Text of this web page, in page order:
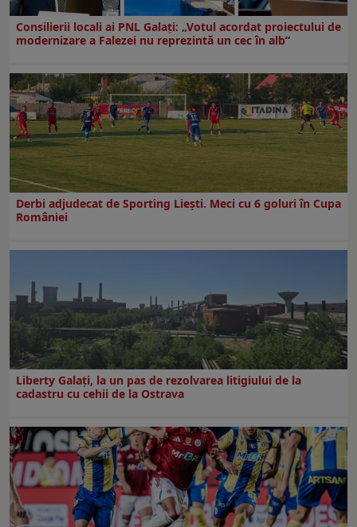
Consilierii locali ai PNL Galaţi: „Votul acordat proiectului de
modernizare a Falezei nu reprezintă un cec în alb”
Derbi adjudecat de Sporting Liești. Meci cu 6 goluri în Cupa
României
Liberty Galați, la un pas de rezolvarea litigiului de la
cadastru cu cehii de la Ostrava